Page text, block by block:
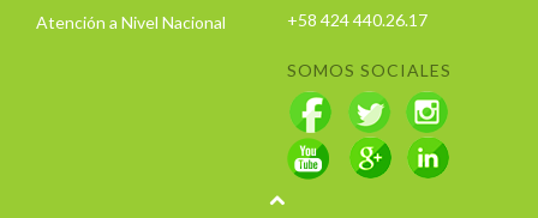
Atención a Nivel Nacional
+58 424 440.26.17
SOMOS SOCIALES